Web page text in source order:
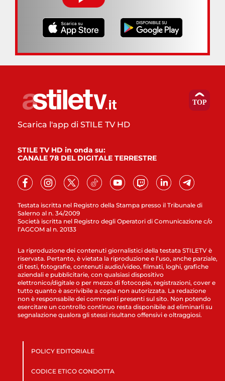
Testata iscritta nel Registro della Stampa presso il Tribunale di
Salerno al n. 34/2009
Società iscritta nel Registro degli Operatori di Comunicazione c/o
l’AGCOM al n. 20133
Scarica l'app di STILE TV HD
STILE TV HD in onda su:
CANALE 78 DEL DIGITALE TERRESTRE
La riproduzione dei contenuti giornalistici della testata STILETV è
riservata. Pertanto, è vietata la riproduzione e l’uso, anche parziale,
di testi, fotografie, contenuti audio/video, filmati, loghi, grafiche
aziendali e pubblicitarie, con qualsiasi dispositivo
elettronico/digitale o per mezzo di fotocopie, registrazioni, cover e
tutto quanto è ascrivibile a copia non autorizzata. La redazione
non è responsabile dei commenti presenti sul sito. Non potendo
esercitare un controllo continuo resta disponibile ad eliminarli su
segnalazione qualora gli stessi risultano offensivi e oltraggiosi.
POLICY EDITORIALE
CODICE ETICO CONDOTTA